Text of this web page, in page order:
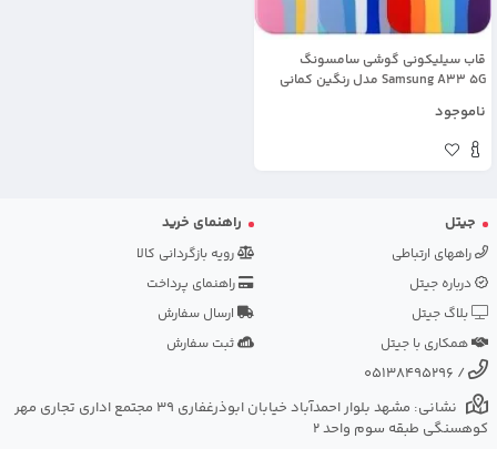
قاب سیلیکونی گوشی سامسونگ
Samsung A33 5G مدل رنگین کمانی
ناموجود
جیتل
راههای ارتباطی
درباره جیتل
بلاگ جیتل
همکاری با جیتل
راهنمای خرید
رویه بازگردانی کالا
راهنمای پرداخت
ارسال سفارش
ثبت سفارش
/
05138495296
نشانی: مشهد بلوار احمدآباد خیابان ابوذرغفاری 39 مجتمع اداری تجاری مهر
کوهسنگی طبقه سوم واحد 2